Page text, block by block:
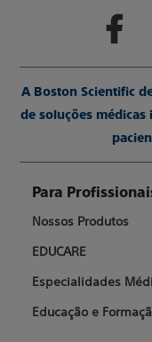
A Boston Scientific
de soluções médicas
Para
Nossos Produtos
EDUCARE
Especialidades
Educação e